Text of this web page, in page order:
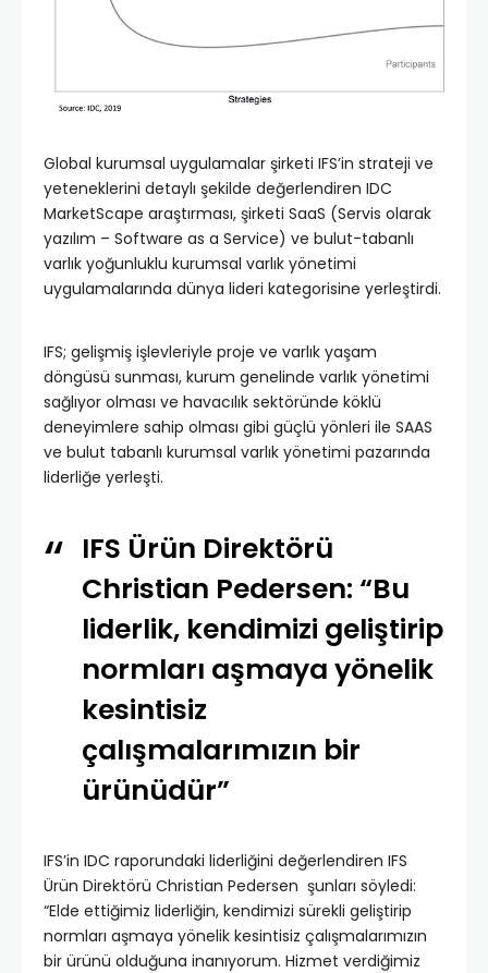
Global kurumsal uygulamalar şirketi IFS’in strateji ve
yeteneklerini detaylı şekilde değerlendiren IDC
MarketScape araştırması, şirketi SaaS (Servis olarak
yazılım – Software as a Service) ve bulut-tabanlı
varlık yoğunluklu kurumsal varlık yönetimi
uygulamalarında dünya lideri kategorisine yerleştirdi.
IFS; gelişmiş işlevleriyle proje ve varlık yaşam
döngüsü sunması, kurum genelinde varlık yönetimi
sağlıyor olması ve havacılık sektöründe köklü
deneyimlere sahip olması gibi güçlü yönleri ile SAAS
ve bulut tabanlı kurumsal varlık yönetimi pazarında
liderliğe yerleşti.
IFS Ürün Direktörü
Christian Pedersen: “Bu
liderlik, kendimizi geliştirip
normları aşmaya yönelik
kesintisiz
çalışmalarımızın bir
ürünüdür”
IFS’in IDC raporundaki liderliğini değerlendiren IFS
Ürün Direktörü Christian Pedersen şunları söyledi:
“Elde ettiğimiz liderliğin, kendimizi sürekli geliştirip
normları aşmaya yönelik kesintisiz çalışmalarımızın
bir ürünü olduğuna inanıyorum. Hizmet verdiğimiz